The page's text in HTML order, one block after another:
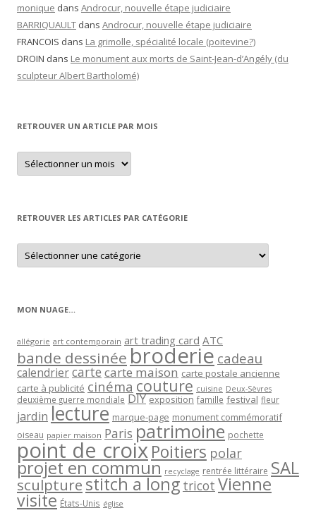
monique dans Androcur, nouvelle étape judiciaire
BARRIQUAULT dans Androcur, nouvelle étape judiciaire
FRANCOIS dans La grimolle, spécialité locale (poitevine?)
DROIN dans Le monument aux morts de Saint-Jean-d’Angély (du
sculpteur Albert Bartholomé)
RETROUVER UN ARTICLE PAR MOIS
Retrouver
un
article
RETROUVER LES ARTICLES PAR CATÉGORIE
Retrouver
les
articles
MON NUAGE…
allégorie art contemporain art trading card ATC
bande dessinée broderie cadeau
calendriercartecarte maison carte postale ancienne
carte à publicité cinéma couture cuisine Deux-Sèvres
deuxième guerre mondiale DIY exposition famille festival fleur
jardin lecture marque-page monument commémoratif
oiseau papier maison Paris patrimoine pochette
point de croixPoitiers polar
projet en commun recyclage rentrée littéraire SAL
sculpturestitch a long tricot Vienne
visite États-Unis église